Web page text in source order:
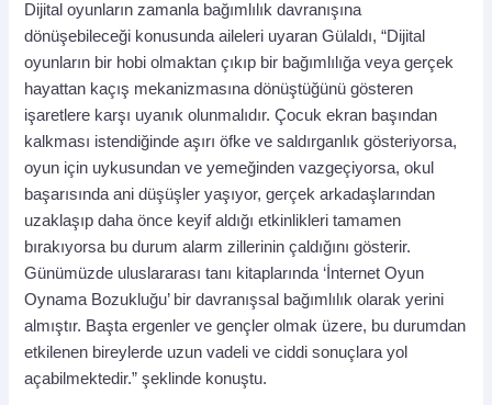
Dijital oyunların zamanla bağımlılık davranışına
dönüşebileceği konusunda aileleri uyaran Gülaldı, “Dijital
oyunların bir hobi olmaktan çıkıp bir bağımlılığa veya gerçek
hayattan kaçış mekanizmasına dönüştüğünü gösteren
işaretlere karşı uyanık olunmalıdır. Çocuk ekran başından
kalkması istendiğinde aşırı öfke ve saldırganlık gösteriyorsa,
oyun için uykusundan ve yemeğinden vazgeçiyorsa, okul
başarısında ani düşüşler yaşıyor, gerçek arkadaşlarından
uzaklaşıp daha önce keyif aldığı etkinlikleri tamamen
bırakıyorsa bu durum alarm zillerinin çaldığını gösterir.
Günümüzde uluslararası tanı kitaplarında ‘İnternet Oyun
Oynama Bozukluğu’ bir davranışsal bağımlılık olarak yerini
almıştır. Başta ergenler ve gençler olmak üzere, bu durumdan
etkilenen bireylerde uzun vadeli ve ciddi sonuçlara yol
açabilmektedir.” şeklinde konuştu.